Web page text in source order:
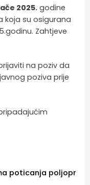
2025. godine
koja su osigurana
Zahtjeve
na poziv da
poziva prije
poticanja poljopr